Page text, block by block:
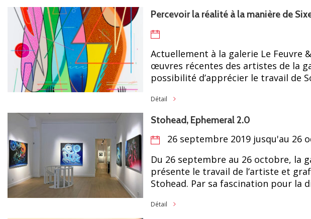
Percevoir la réalité à la manière de
Actuellement à la galerie Le Feuvre
œuvres récentes des artistes de la
possibilité d’apprécier le travail de
Détail
Stohead, Ephemeral 2.0
26 septembre 2019 jusqu'au 26
Du 26 septembre au 26 octobre, la
présente le travail de l’artiste et
Stohead. Par sa fascination pour la
Détail